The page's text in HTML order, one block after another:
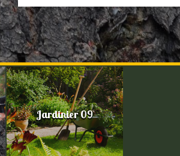
Jardinier 09